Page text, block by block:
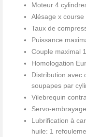
Moteur 4
Alésage x
Taux de
Puissance
Couple maximal
Homologation
Distribution avec
soupapes par
Vilebrequin
Servo-
Lubrification à
huile: 1